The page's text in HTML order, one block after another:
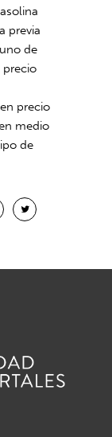
previa
de
precio
precio
medio
de